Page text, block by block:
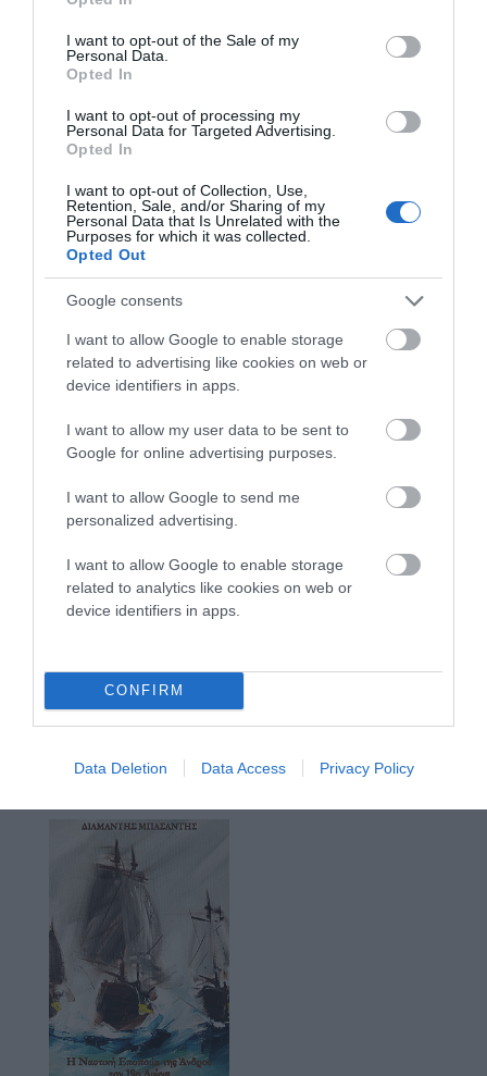
use your data for below specified purposes in below Google
consent section.
I want to opt-out of the Sale of my
Personal Data.
Opted In
I want to opt-out of processing my
Personal Data for Targeted Advertising.
Opted In
I want to opt-out of Collection, Use,
Retention, Sale, and/or Sharing of my
Personal Data that Is Unrelated with the
Purposes for which it was collected.
Opted Out
Google consents
I want to allow Google to enable storage
related to advertising like cookies on web or
device identifiers in apps.
I want to allow my user data to be sent to
Google for online advertising purposes.
I want to allow Google to send me
personalized advertising.
I want to allow Google to enable storage
related to analytics like cookies on web or
device identifiers in apps.
CONFIRM
Data Deletion Data Access Privacy Policy
Αποθήκευσε το όνομά μου, email, και τον ιστότοπο μου σε
αυτόν τον πλοηγό για την επόμενη φορά που θα σχολιάσω.